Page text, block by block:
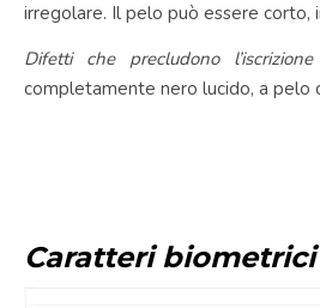
irregolare. Il pelo può essere corto,
Difetti che precludono
completamente nero lucido, a pelo
Caratteri biometrici